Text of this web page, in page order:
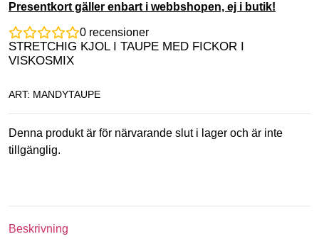
Presentkort gäller enbart i webbshopen, ej i butik!
0 recensioner
STRETCHIG KJOL I TAUPE MED FICKOR I
VISKOSMIX
ART: MANDYTAUPE
Denna produkt är för närvarande slut i lager och är inte
tillgänglig.
Beskrivning